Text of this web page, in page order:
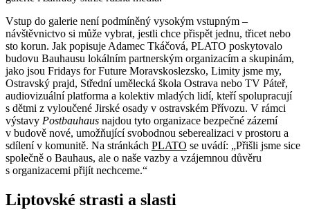
Vstup do galerie není podmíněný vysokým vstupným –
návštěvnictvo si může vybrat, jestli chce přispět jednu, třicet nebo
sto korun. Jak popisuje Adamec Tkáčová, PLATO poskytovalo
budovu Bauhausu lokálním partnerským organizacím a skupinám,
jako jsou Fridays for Future Moravskoslezsko, Limity jsme my,
Ostravský prajd, Střední umělecká škola Ostrava nebo TV Páteř,
audiovizuální platforma a kolektiv mladých lidí, kteří spolupracují
s dětmi z vyloučené Jirské osady v ostravském Přívozu. V rámci
výstavy Postbauhaus najdou tyto organizace bezpečné zázemí
v budově nové, umožňující svobodnou seberealizaci v prostoru a
sdílení v komunitě. Na stránkách PLATO se uvádí: „Přišli jsme sice
společně o Bauhaus, ale o naše vazby a vzájemnou důvěru
s organizacemi přijít nechceme.“
Liptovské strasti a slasti